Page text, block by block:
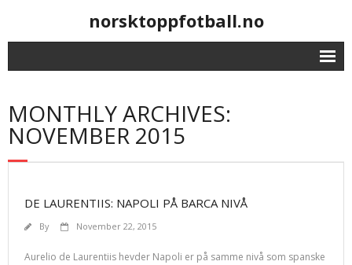
norsktoppfotball.no
MONTHLY ARCHIVES:
NOVEMBER 2015
DE LAURENTIIS: NAPOLI PÅ BARCA NIVÅ
By November 22, 2015
Aurelio de Laurentiis hevder Napoli er på samme nivå som spanske